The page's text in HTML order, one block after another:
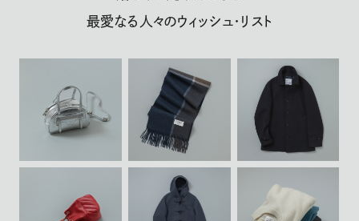
最愛なる人々のウィッシュ・リスト